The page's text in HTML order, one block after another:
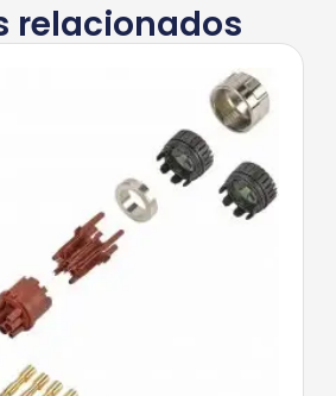
relacionados